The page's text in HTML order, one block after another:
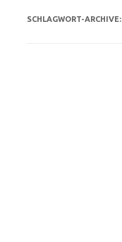
SCHLAGWORT-ARCHIVE: